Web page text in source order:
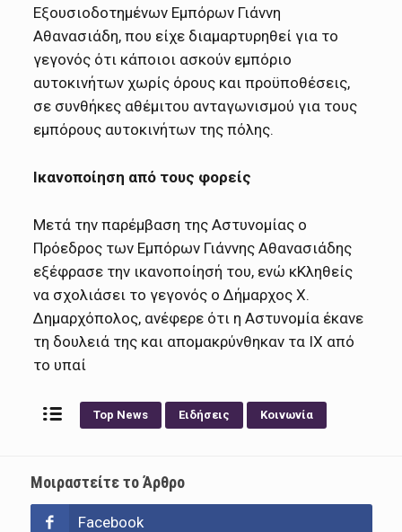
Εξουσιοδοτημένων Εμπόρων Γιάννη
Αθανασιάδη, που είχε διαμαρτυρηθεί για το
γεγονός ότι κάποιοι ασκούν εμπόριο
αυτοκινήτων χωρίς όρους και προϋποθέσεις,
σε συνθήκες αθέμιτου ανταγωνισμού για τους
εμπόρους αυτοκινήτων της πόλης.
Ικανοποίηση από τους φορείς
Μετά την παρέμβαση της Αστυνομίας ο
Πρόεδρος των Εμπόρων Γιάννης Αθανασιάδης
εξέφρασε την ικανοποίησή του, ενώ κΚληθείς
να σχολιάσει το γεγονός ο Δήμαρχος Χ.
Δημαρχόπολος, ανέφερε ότι η Αστυνομία έκανε
τη δουλειά της και απομακρύνθηκαν τα ΙΧ από
το υπαί
Top News Ειδήσεις Κοινωνία
Μοιραστείτε το Άρθρο
Facebook